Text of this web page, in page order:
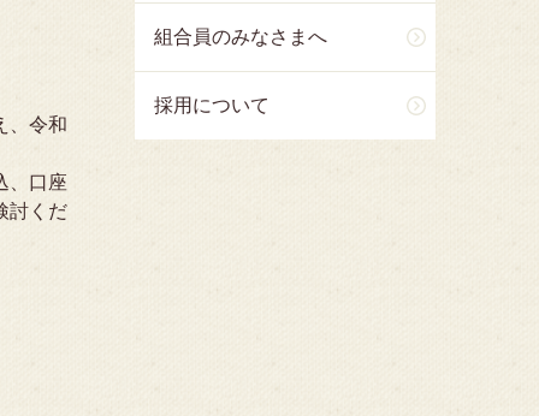
、令和
、口座
討くだ
組合員のみなさまへ
採用について